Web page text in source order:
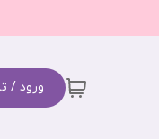
ورود /